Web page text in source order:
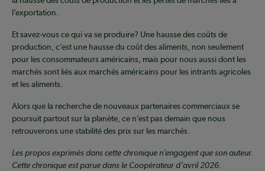
l’exportation.
Et savez-vous ce qui va se produire? Une hausse des coûts de
production, c’est une hausse du coût des aliments, non seulement
pour les consommateurs américains, mais pour nous aussi dont les
marchés sont liés aux marchés américains pour les intrants agricoles
et les aliments.
Alors que la recherche de nouveaux partenaires commerciaux se
poursuit partout sur la planète, ce n’est pas demain que nous
retrouverons une stabilité des prix sur les marchés.
Les propos exprimés dans cette chronique n’engagent que son auteur.
Cette chronique est parue dans le Coopérateur d'avril 2026.